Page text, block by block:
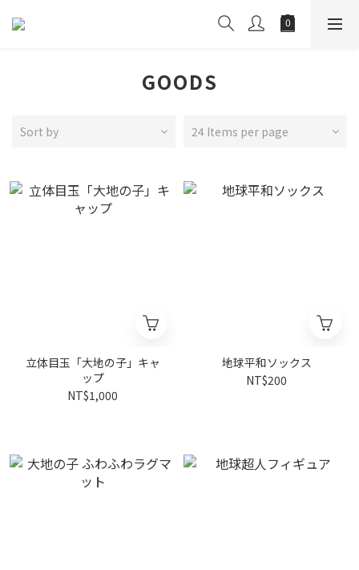
GOODS
Sort by 24 Items per page
立体目玉「大地の子」キャ
ップ
NT$1,000
地球平和ソックス
NT$200